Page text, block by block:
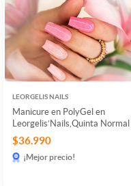
LEORGELIS NAILS
Manicure en PolyGel en
Leorgelis’Nails,Quinta Normal
$36.990
¡Mejor precio!